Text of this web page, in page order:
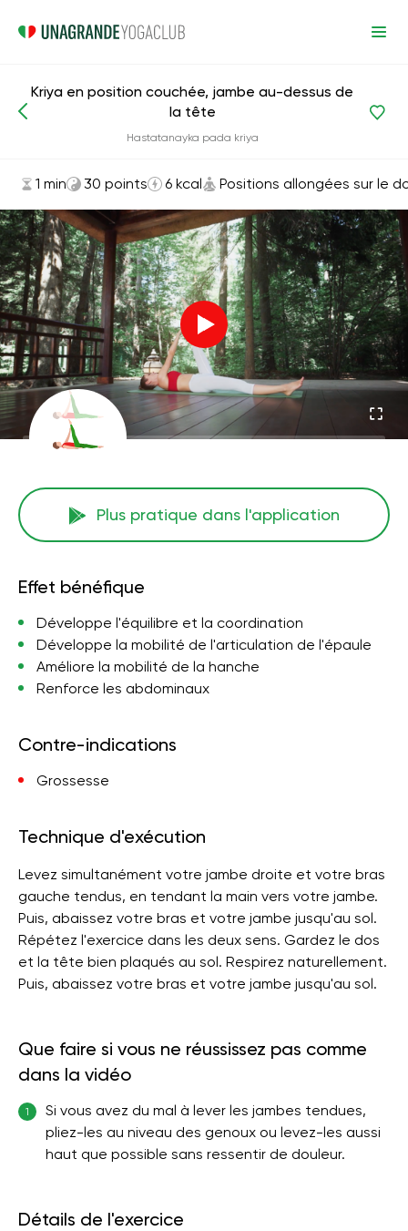
Positions allongées sur le dos
Kriya en position couchée, jambe au-dessus de
la tête
Hastatanayka pada kriya
1 min 30 points 6 kcal Positions allongées sur le
Plus pratique dans l'application
Effet bénéfique
Développe l'équilibre et la coordination
Développe la mobilité de l'articulation de l'épaule
Améliore la mobilité de la hanche
Renforce les abdominaux
Contre-indications
Grossesse
Technique d'exécution
Levez simultanément votre jambe droite et votre bras
gauche tendus, en tendant la main vers votre jambe.
Puis, abaissez votre bras et votre jambe jusqu'au sol.
Répétez l'exercice dans les deux sens. Gardez le dos
et la tête bien plaqués au sol. Respirez naturellement.
Puis, abaissez votre bras et votre jambe jusqu'au sol.
Que faire si vous ne réussissez pas comme
dans la vidéo
1
Si vous avez du mal à lever les jambes tendues,
pliez-les au niveau des genoux ou levez-les aussi
haut que possible sans ressentir de douleur.
Détails de l'exercice